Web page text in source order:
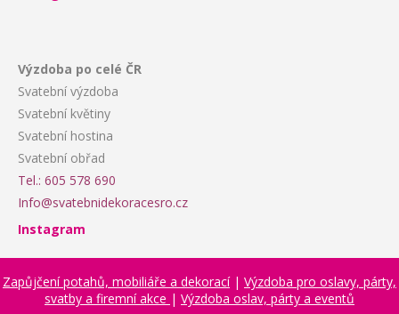
Výzdoba po celé ČR
Svatební výzdoba
Svatební květiny
Svatební hostina
Svatební obřad
Tel.: 605 578 690
Info@svatebnidekoracesro.cz
Instagram
Zapůjčení potahů, mobiliáře a dekorací| Výzdoba pro oslavy, párty,
svatby a firemní akce | Výzdoba oslav, párty a eventů